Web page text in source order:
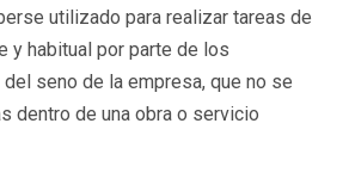
utilizado para realizar tareas de
y habitual por parte de los
seno de la empresa, que no se
dentro de una obra o servicio